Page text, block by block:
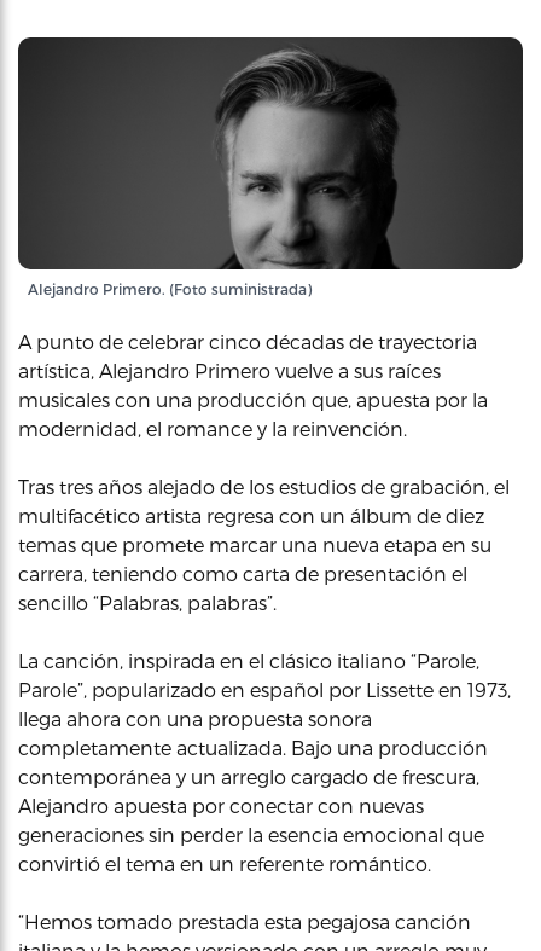
Alejandro Primero. (Foto suministrada)
A punto de celebrar cinco décadas de trayectoria
artística, Alejandro Primero vuelve a sus raíces
musicales con una producción que, apuesta por la
modernidad, el romance y la reinvención.
Tras tres años alejado de los estudios de grabación, el
multifacético artista regresa con un álbum de diez
temas que promete marcar una nueva etapa en su
carrera, teniendo como carta de presentación el
sencillo “Palabras, palabras”.
La canción, inspirada en el clásico italiano “Parole,
Parole”, popularizado en español por Lissette en 1973,
llega ahora con una propuesta sonora
completamente actualizada. Bajo una producción
contemporánea y un arreglo cargado de frescura,
Alejandro apuesta por conectar con nuevas
generaciones sin perder la esencia emocional que
convirtió el tema en un referente romántico.
“Hemos tomado prestada esta pegajosa canción